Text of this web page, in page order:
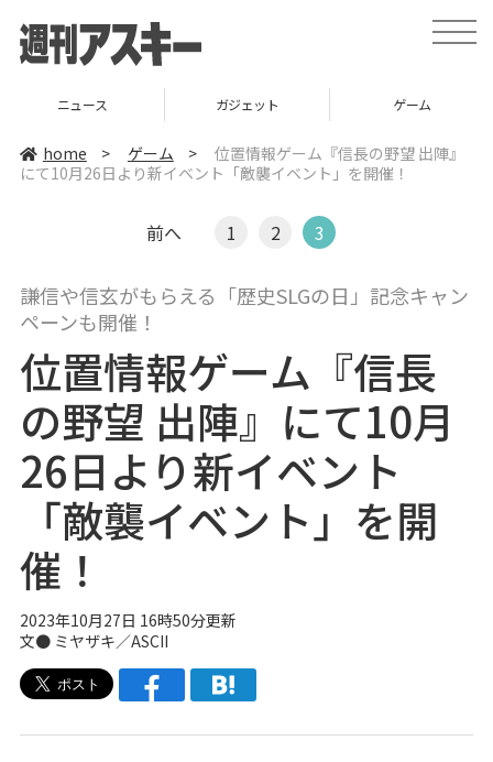
t
o
v
ニュース ガジェット ゲーム
home > ゲーム >
位置情報ゲーム『信長の野望 出陣』
にて10月26日より新イベント「敵襲イベント」を開催！
前へ 1 2 3
謙信や信玄がもらえる「歴史SLGの日」記念キャン
ペーンも開催！
位置情報ゲーム『信長
の野望 出陣』にて10月
26日より新イベント
「敵襲イベント」を開
催！
2023年10月27日 16時50分更新
文● ミヤザキ／ASCII